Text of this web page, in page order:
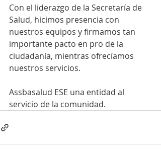
Con el liderazgo de la Secretaría de
Salud, hicimos presencia con
nuestros equipos y firmamos tan
importante pacto en pro de la
ciudadanía, mientras ofrecíamos
nuestros servicios.
Assbasalud ESE una entidad al
servicio de la comunidad.